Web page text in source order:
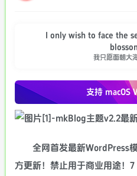
I only wish to face the
我只愿面朝大
支持 macOS
全网首发最新WordPress
方更新！禁止用于商业用途！7